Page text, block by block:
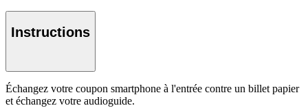
Instructions
Échangez votre coupon smartphone à l'entrée contre un billet papier
et échangez votre audioguide.